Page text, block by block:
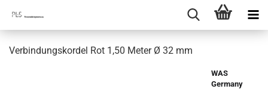
Verbindungskordel Rot 1,50 Meter Ø 32 mm
WAS
Germany